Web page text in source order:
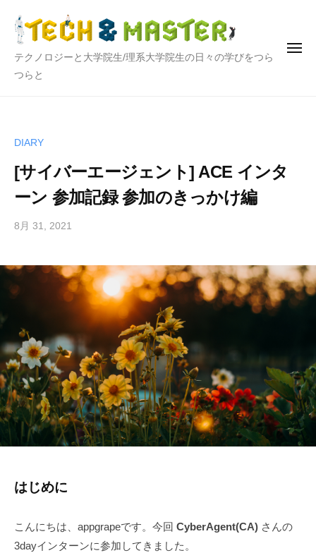
テ
ク
ジ
と
大
院
テクノロジーと大学院生/理系大学院生の日々の学びをつら
つらと
メ
DIARY
[サイバーエージェント] ACE インタ
ーン 参加記録 参加のきっかけ編
8月 31, 2021
i
r
はじめに
こんにちは、appgrapeです。今回 CyberAgent(CA) さんの
3dayインターンに参加してきました。
ク
ノ
ロ
生